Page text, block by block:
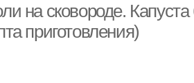
на сковороде. Капуста
приготовления)